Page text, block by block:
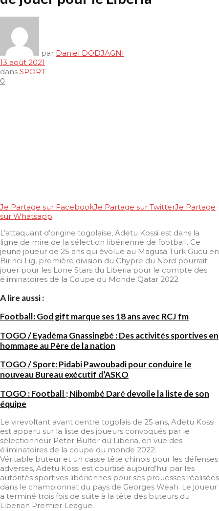
par Daniel DODJAGNI
13 août 2021
dans SPORT
0
Je Partage sur FacebookJe Partage sur TwitterJe Partage
sur Whatsapp
L’attaquant d’origine togolaise, Adetu Kossi est dans la
ligne de mire de la sélection libérienne de football. Ce
jeune joueur de 25 ans qui évolue au Magusa Türk Gücü en
Birinci Lig, première division du Chypre du Nord pourrait
jouer pour les Lone Stars du Liberia pour le compte des
éliminatoires de la Coupe du Monde Qatar 2022.
A lire aussi :
Football: God gift marque ses 18 ans avec RCJ fm
TOGO / Eyadéma Gnassingbé : Des activités sportives en
hommage au Père de la nation
TOGO / Sport: Pidabi Pawoubadi pour conduire le
nouveau Bureau exécutif d’ASKO
TOGO : Football ; Nibombé Daré devoile la liste de son
équipe
Le virevoltant avant centre togolais de 25 ans, Adetu Kossi
est apparu sur la liste des joueurs convoqués par le
sélectionneur Peter Bulter du Liberia, en vue des
éliminatoires de la coupe du monde 2022.
Véritable buteur et un casse tête chinois pour les défenses
adverses, Adetu Kossi est courtisé aujourd’hui par les
autorités sportives libériennes pour ses prouesses réalisées
dans le championnat du pays de Georges Weah. Le joueur
a terminé trois fois de suite à la tête des buteurs du
Liberian Premier League.